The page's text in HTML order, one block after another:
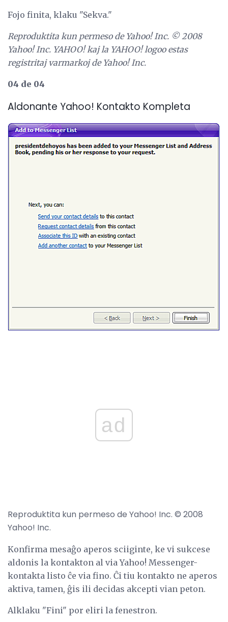
Fojo finita, klaku "Sekva."
Reproduktita kun permeso de Yahoo! Inc. © 2008
Yahoo! Inc. YAHOO! kaj la YAHOO! logoo estas
registritaj varmarkoj de Yahoo! Inc.
04 de 04
Aldonante Yahoo! Kontakto Kompleta
ad
Reproduktita kun permeso de Yahoo! Inc. © 2008
Yahoo! Inc.
Konfirma mesaĝo aperos sciiginte, ke vi sukcese
aldonis la kontakton al via Yahoo! Messenger-
kontakta listo ĉe via fino. Ĉi tiu kontakto ne aperos
aktiva, tamen, ĝis ili decidas akcepti vian peton.
Alklaku "Fini" por eliri la fenestron.